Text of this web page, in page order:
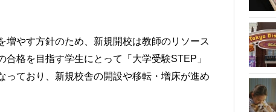
やす方針のため、新規開校は教師のリソース
格を目指す学生にとって「大学受験STEP」
っており、新規校舎の開設や移転・増床が進め